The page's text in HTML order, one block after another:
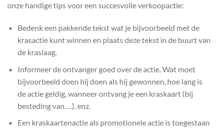
onze handige tips voor een succesvolle verkoopactie:
Bedenk een pakkende tekst wat je bijvoorbeeld met de
krasactie kunt winnen en plaats deze tekst in de buurt van
de kraslaag.
Informeer de ontvanger goed over de actie. Wat moet
bijvoorbeeld doen hij doen als hij gewonnen, hoe lang is
de actie geldig, wanneer ontvang je een kraskaart (bij
besteding van….), enz.
Een kraskaartenactie als promotionele actie is toegestaan